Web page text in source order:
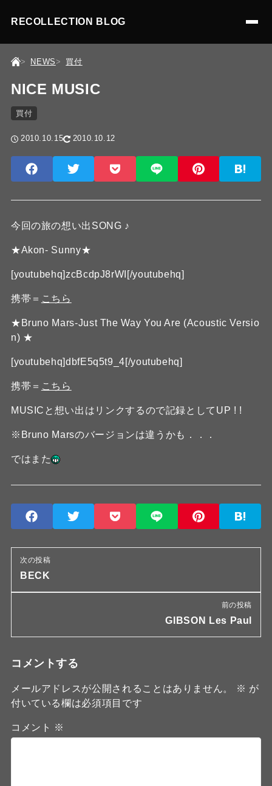
RECOLLECTION BLOG
NEWS 買付
NICE MUSIC
買付
2010.10.15 2010.10.12
今回の旅の想い出SONG ♪
★Akon- Sunny★
[youtubehq]zcBcdpJ8rWI[/youtubehq]
携帯＝ こちら
★Bruno Mars-Just The Way You Are (Acoustic Versio
n) ★
[youtubehq]dbfE5q5t9_4[/youtubehq]
携帯＝ こちら
MUSICと想い出はリンクするので記録としてUP ! !
※Bruno Marsのバージョンは違うかも．．．
ではまた
次の投稿
BECK
前の投稿
GIBSON Les Paul
コメントする
メールアドレスが公開されることはありません。 ※ が
付いている欄は必須項目です
コメント ※